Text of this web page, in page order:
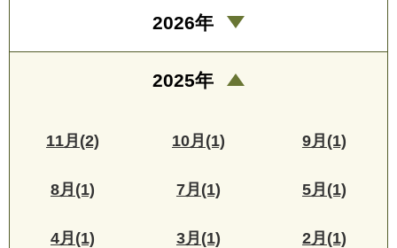
2026年
2025年
11月(2) 10月(1) 9月(1)
8月(1) 7月(1) 5月(1)
4月(1) 3月(1) 2月(1)